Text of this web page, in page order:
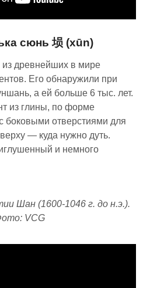
сюнь 埙 (xūn)
древнейших в мире
Его обнаружили при
а ей больше 6 тыс. лет.
из глины, по форме
отверстиями для
— куда нужно дуть.
и немного
Шан (1600-1046 г. до н.э.).
VCG